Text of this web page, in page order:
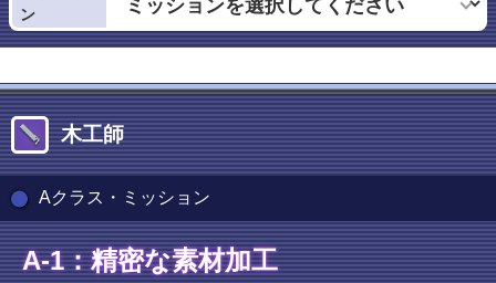
ン
木工師
Aクラス・ミッション
A-1：精密な素材加工